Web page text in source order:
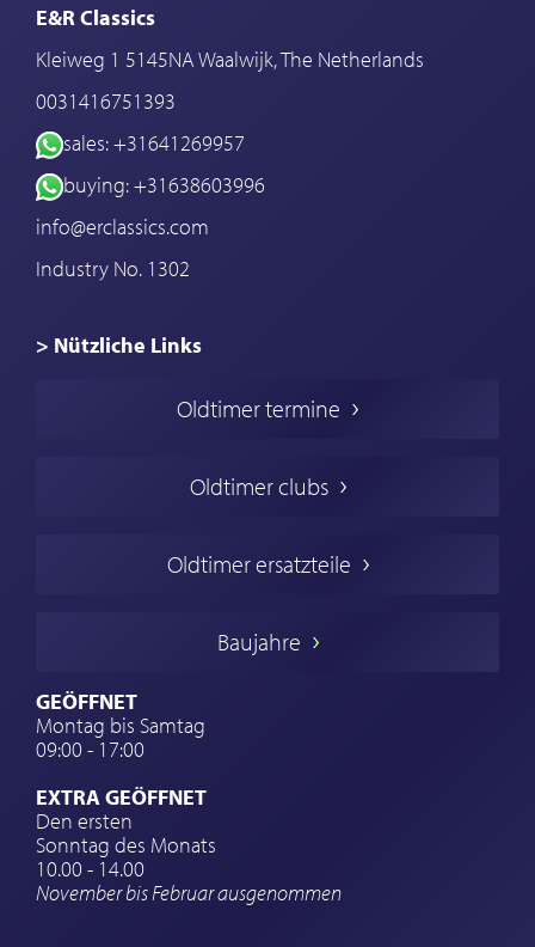
E&R Classics
Kleiweg 1 5145NA Waalwijk, The Netherlands
0031416751393
sales: +31641269957
buying: +31638603996
info@erclassics.com
Industry No. 1302
> Nützliche Links
Oldtimers in Europa
Englische Oldtimer
Deutsche Oldtimer
Schwedische Oldtimer
Oldtimer mit h-kennzeichen
Auto Oldtimer Markt
Oldtimer-Versicherung
Oldtimer-Clubs
Oldtimer-Reisen
Oldtimer termine
Oldtimer clubs
Oldtimer ersatzteile
Baujahre
GEÖFFNET
Montag bis Samtag
09:00 - 17:00
EXTRA GEÖFFNET
Den ersten
Sonntag des Monats
10.00 - 14.00
November bis Februar ausgenommen